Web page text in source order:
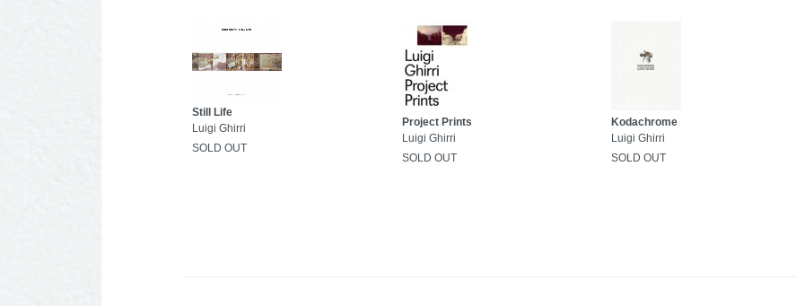
Still Life
Luigi Ghirri
SOLD OUT
Project Prints
Luigi Ghirri
SOLD OUT
Kodachrome
Luigi Ghirri
SOLD OUT